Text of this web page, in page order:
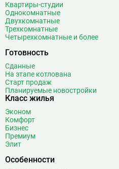
Беломорская
Белорусская
Беляево
Библиотека имени Ленина
Битцевский парк
Борисово
Боровицкая
Ботанический сад
Квартиры-студии
Однокомнатные
Двухкомнатные
Трехкомнатные
Четырехкомнатные и более
Готовность
Сданные
На этапе котлована
Старт продаж
Планируемые новостройки
Класс жилья
Эконом
Комфорт
Бизнес
Премиум
Элит
Особенности